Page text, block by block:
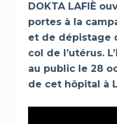
DOKTA LAFIÈ
portes à la
et de dépistage
col de l’utérus.
au public le 28
de cet hôpital à